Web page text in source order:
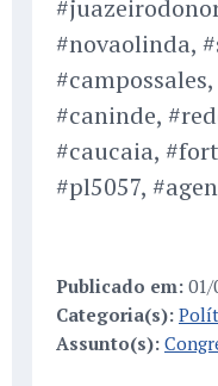
#novaolinda,
#caninde,
#caucaia,
#pl5057,
Publicado em: 01/
Categoria(s):
Assunto(s):